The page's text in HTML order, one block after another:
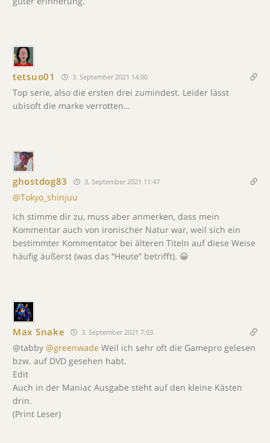
tetsuo01 3. September 2021 14:00
Top serie, also die ersten drei zumindest. Leider lässt
ubisoft die marke verrotten…
ghostdog83 3. September 2021 11:47
@Tokyo_shinjuu
Ich stimme dir zu, muss aber anmerken, dass mein
Kommentar auch von ironischer Natur war, weil sich ein
bestimmter Kommentator bei älteren Titeln auf diese Weise
häufig äußerst (was das “Heute” betrifft). 😀
Max Snake 3. September 2021 7:03
@tabby @greenwade Weil ich sehr oft die Gamepro gelesen
bzw. auf DVD gesehen habt.
Edit
Auch in der Maniac Ausgabe steht auf den kleine Kästen
drin.
(Print Leser)